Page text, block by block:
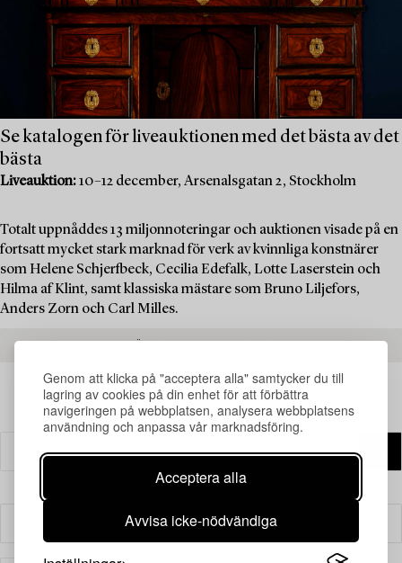
Genom att klicka på "acceptera alla" samtycker du till
lagring av cookies på din enhet för att förbättra
navigeringen på webbplatsen, analysera webbplatsens
användning och anpassa vår marknadsföring.
Acceptera alla
Avvisa icke-nödvändiga
Se katalogen för liveauktionen med det bästa av det
bästa
Liveauktion:10–12 december, Arsenalsgatan 2, Stockholm
Totalt uppnåddes 13 miljonnoteringar och auktionen visade på en
fortsatt mycket stark marknad för verk av kvinnliga konstnärer
som Helene Schjerfbeck, Cecilia Edefalk, Lotte Laserstein och
Hilma af Klint, samt klassiska mästare som Bruno Liljefors,
Anders Zorn och Carl Milles.
Filter